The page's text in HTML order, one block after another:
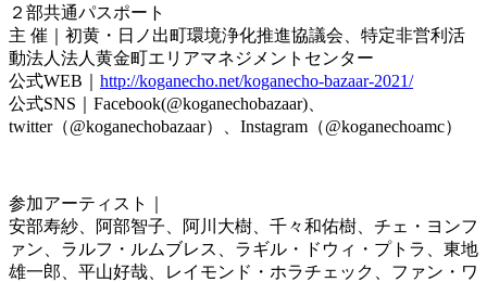
２部共通パスポート
主 催｜初黄・日ノ出町環境浄化推進協議会、特定非営利活
動法人法人黄金町エリアマネジメントセンター
公式WEB｜ http://koganecho.net/koganecho-bazaar-2021/
公式SNS｜Facebook(@koganechobazaar)、
twitter（@koganechobazaar）、Instagram（@koganechoamc）
参加アーティスト｜
安部寿紗、阿部智子、阿川大樹、千々和佑樹、チェ・ヨンフ
ァン、ラルフ・ルムブレス、ラギル・ドウィ・プトラ、東地
雄一郎、平山好哉、レイモンド・ホラチェック、ファン・ワ